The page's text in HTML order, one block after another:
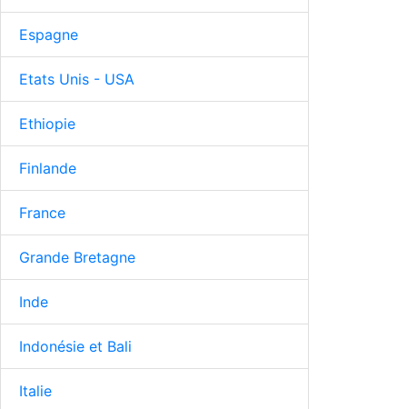
Espagne
Etats Unis - USA
Ethiopie
Finlande
France
Grande Bretagne
Inde
Indonésie et Bali
Italie